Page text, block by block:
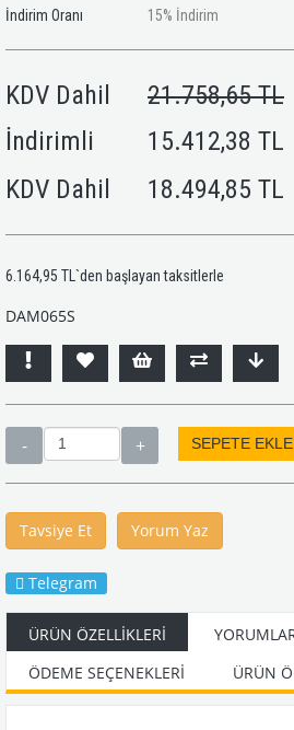
İndirim Oranı
%
15 İndirim
KDV Dahil
21.758,65 TL
İndirimli
15.412,38 TL
KDV Dahil 18.494,85 TL
6.164,95 TL `den başlayan taksitlerle
DAM065S
Tavsiye Et Yorum Yaz
Telegram
ÜRÜN ÖZELLIKLERI
ÖDEME SEÇENEKLERI
ÜRÜN